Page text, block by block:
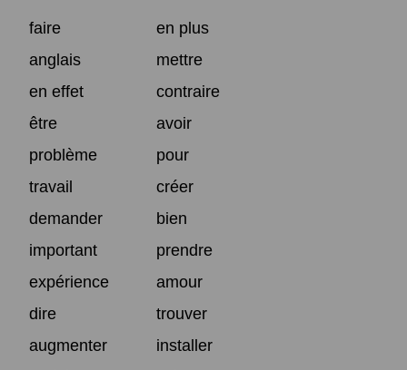
faire
en plus
anglais
mettre
en effet
contraire
être
avoir
problème
pour
travail
créer
demander
bien
important
prendre
expérience
amour
dire
trouver
augmenter
installer